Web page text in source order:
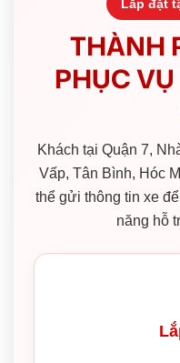
Lắp đặt
THÀNH
PHỤC
Khách tại Quận 7,
Vấp, Tân Bình, Hóc
thể gửi thông tin xe
năng hỗ